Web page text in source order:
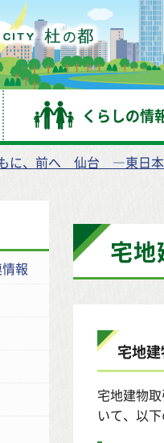
仙台市
くらしの情
に、前へ 仙台 ―東日本
報
宅
宅地
宅地建物
いて、以